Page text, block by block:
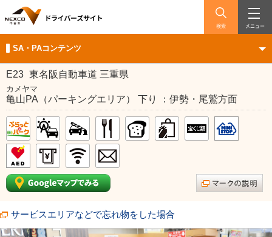
検索 メニュー
SA・PAコンテンツ
E23 東名阪自動車道 三重県
カメヤマ
亀山PA（パーキングエリア） 下り ：伊勢・尾鷲方面
サービスエリアなどで忘れ物をした場合